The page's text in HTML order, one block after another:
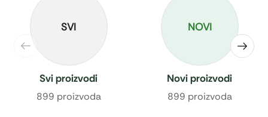
SVI
Svi proizvodi
899 proizvoda
NOVI
Novi proizvodi
899 proizvoda